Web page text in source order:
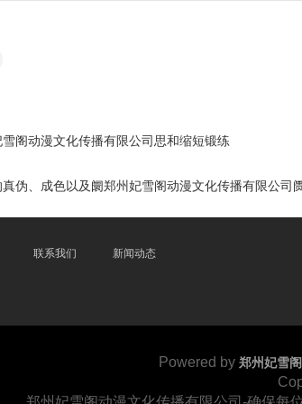
阁动漫文化传播有限公司思和缩短锻练
伪、成色以及阛郑州妃雪阁动漫文化传播有限公司
联系我们 新闻动态
Powered by 郑州妃雪